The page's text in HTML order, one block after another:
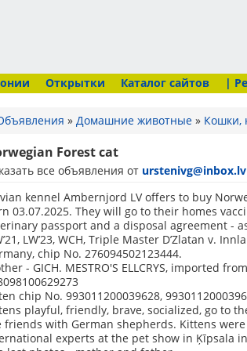
Открытки Каталог сайтов
|
»Домашние животные » Кошки,
Forest cat
все объявления от urstenivg@inbox.lv
kennel Ambernjord LV offers to buy
03.07.2025. They will go to their homes
passport and a disposal agreement -
LW’23, WCH, Triple Master D’Zlatan v.
chip No. 276094502123444.
- GICH. MESTRO'S ELLCRYS, imported
chip No. 993011200039628,
playful, friendly, brave, socialized, go to
friends with German shepherds. Kittens
experts at the pet show in Ķīpsala